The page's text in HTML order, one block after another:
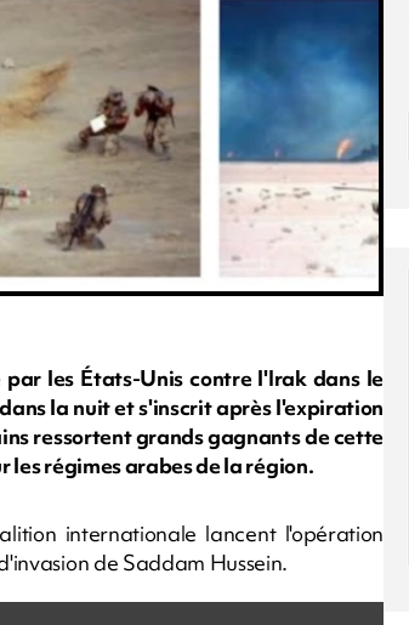
les États-Unis contre l'Irak dans le
la nuit et s'inscrit après l'expiration
ressortent grands gagnants de cette
les régimes arabes de la région.
internationale lancent l'opération
de Saddam Hussein.